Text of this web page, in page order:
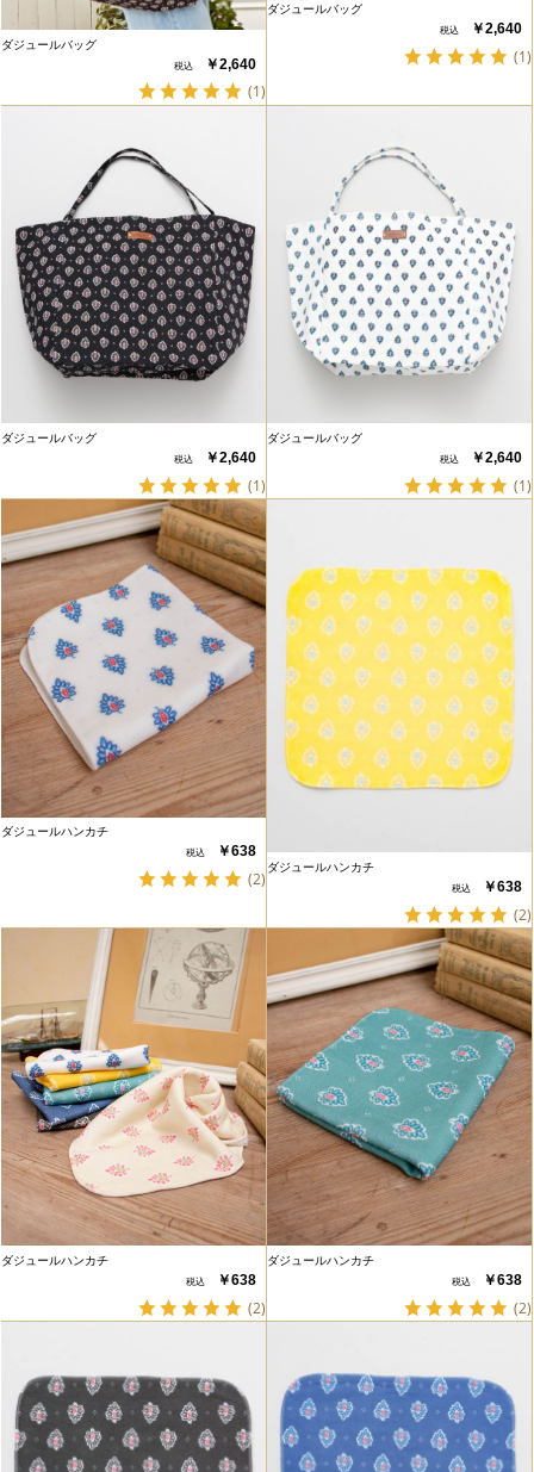
ダジュールバッグ
￥2,640
(1)
ダジュールバッグ
￥2,640
(1)
ダジュールバッグ
￥2,640
(1)
ダジュールバッグ
￥2,640
(1)
ダジュールハンカチ
￥638
(2)
ダジュールハンカチ
￥638
(2)
ダジュールハンカチ
￥638
(2)
ダジュールハンカチ
￥638
(2)